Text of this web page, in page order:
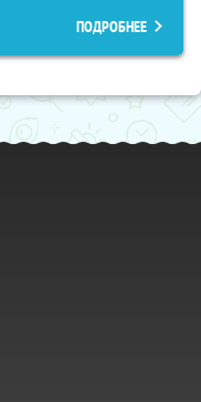
ПОДРОБНЕЕ